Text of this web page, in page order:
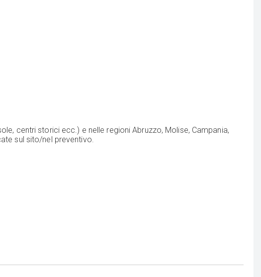
centri storici ecc.) e nelle regioni Abruzzo, Molise, Campania,
sul sito/nel preventivo.